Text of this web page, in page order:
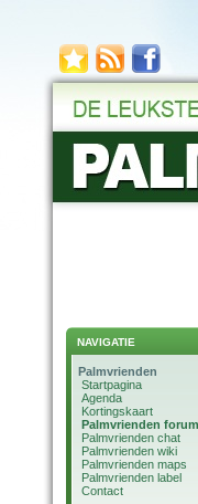
NAVIGATIE
Palmvrienden
Startpagina
Agenda
Kortingskaart
Palmvrienden
Palmvrienden chat
Palmvrienden wiki
Palmvrienden maps
Palmvrienden label
Contact